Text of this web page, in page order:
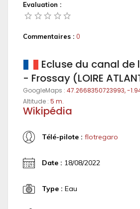
Evaluation :
Commentaires : 0
Ecluse du canal de
- Frossay (LOIRE
GoogleMaps : 47.2668350723993, -
Altitude : 5 m.
Wikipédia
Télé-pilote : flotregaro
Date : 18/08/2022
Type : Eau